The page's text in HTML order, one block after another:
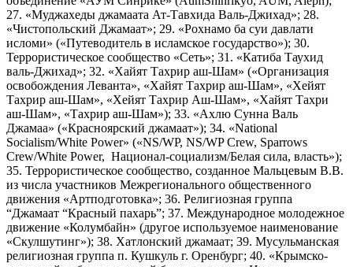
27. «Муджахеды джамаата Ат-Тавхида Валь-Джихад»; 28.
«Чистопольский Джамаат»; 29. «Рохнамо ба суи давлати
исломи» («Путеводитель в исламское государство»); 30.
Террористическое сообщество «Сеть»; 31. «Катиба Таухид
валь-Джихад»; 32. «Хайят Тахрир аш-Шам» («Организация
освобождения Леванта», «Хайят Тахрир аш-Шам», «Хейят
Тахрир аш-Шам», «Хейят Тахрир Аш-Шам», «Хайят Тахри
аш-Шам», «Тахрир аш-Шам»); 33. «Ахлю Сунна Валь
Джамаа» («Красноярский джамаат»); 34. «National
Socialism/White Power» («NS/WP, NS/WP Crew, Sparrows
Crew/White Power, Национал-социализм/Белая сила, власть»);
35. Террористическое сообщество, созданное Мальцевым В.В.
из числа участников Межрегионального общественного
движения «Артподготовка»; 36. Религиозная группа
“Джамаат “Красный пахарь”; 37. Международное молодежное
движение «Колумбайн» (другое используемое наименование
«Скулшутинг»); 38. Хатлонский джамаат; 39. Мусульманская
религиозная группа п. Кушкуль г. Оренбург; 40. «Крымско-